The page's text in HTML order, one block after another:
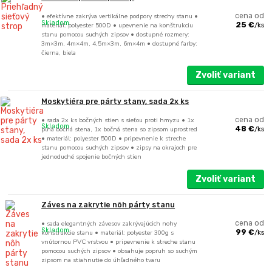
• efektívne zakrýva vertikálne podpory strechy stanu •
materiál: polyester 500D • upevnenie na konštrukciu
stanu pomocou suchých zipsov • dostupné rozmery:
3m×3m, 4m×4m, 4,5m×3m, 6m×4m • dostupné farby:
čierna, biela
cena od
25 €/ks
Skladom
Zvoliť variant
Moskytiéra pre párty stany, sada 2x ks
• sada 2x ks bočných stien s sieťou proti hmyzu • 1x
plná bočná stena, 1x bočná stena so zipsom uprostred
• materiál: polyester 500D • pripevnenie k streche
stanu pomocou suchých zipsov • zipsy na okrajoch pre
jednoduché spojenie bočných stien
cena od
48 €/ks
Skladom
Zvoliť variant
Záves na zakrytie nôh párty stanu
• sada elegantných závesov zakrývajúcich nohy
konštrukcie stanu • materiál: polyester 300g s
vnútornou PVC vrstvou • pripevnenie k streche stanu
pomocou suchých zipsov • obsahuje popruh so suchým
zipsom na stiahnutie do úhľadného tvaru
cena od
99 €/ks
Skladom